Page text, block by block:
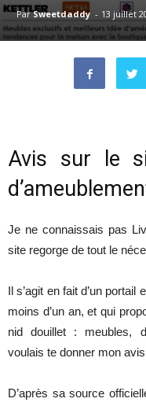
ParSweetdaddy - 13 juillet
Avis sur le
Je ne connaissais pas
site regorge de tout le
Il s’agit en fait d’un
moins d’un an, et qui
nid douillet : meubles,
voulais te donner mon
D’après sa source